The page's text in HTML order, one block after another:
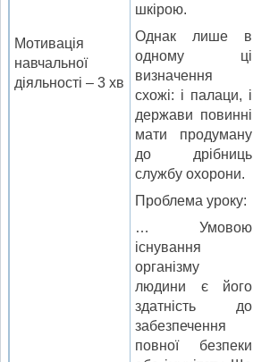
Мотивація
навчальної
діяльності – 3 хв
шкірою.
Однак лише в
одному ці
визначення
схожі: і палаци, і
держави повинні
мати продуману
до дрібниць
службу охорони.
Проблема уроку:
… Умовою
існування
організму
людини є його
здатність до
забезпечення
повної безпеки